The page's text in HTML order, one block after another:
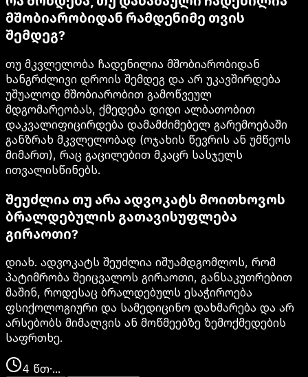
მშობიარობიდან რამდენიმე თვის
შემდეგ?
თუ მკვლელობა ჩადენილია მშობიარობიდან
ხანგრძლივი დროის შემდეგ და არ უკავშირდება
უშუალოდ მშობიარობით გამოწვეულ
მდგომარეობას, ქმედება დიდი ალბათობით
დაკვალიფიცირდება დამამძიმებელ გარემოებაში
განზრახ მკვლელობად (ოჯახის წევრის ან უმწეოს
მიმართ), რაც გაცილებით მკაცრ სასჯელს
ითვალისწინებს.
შეუძლია თუ არა ადვოკატს მოითხოვოს
ბრალდებულის გათავისუფლება
გირაოთი?
დიახ. ადვოკატს შეუძლია იშუამდგომლოს, რომ
პატიმრობა შეიცვალოს გირაოთი, განსაკუთრებით
მაშინ, როდესაც ბრალდებულს ესაჭიროება
ფსიქოლოგიური და სამედიცინო დახმარება და არ
არსებობს მიმალვის ან მოწმეებზე ზემოქმედების
საფრთხე.
4 წთ·...